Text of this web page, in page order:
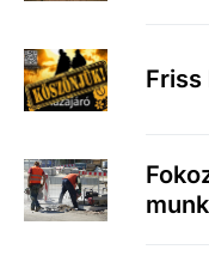
Friss